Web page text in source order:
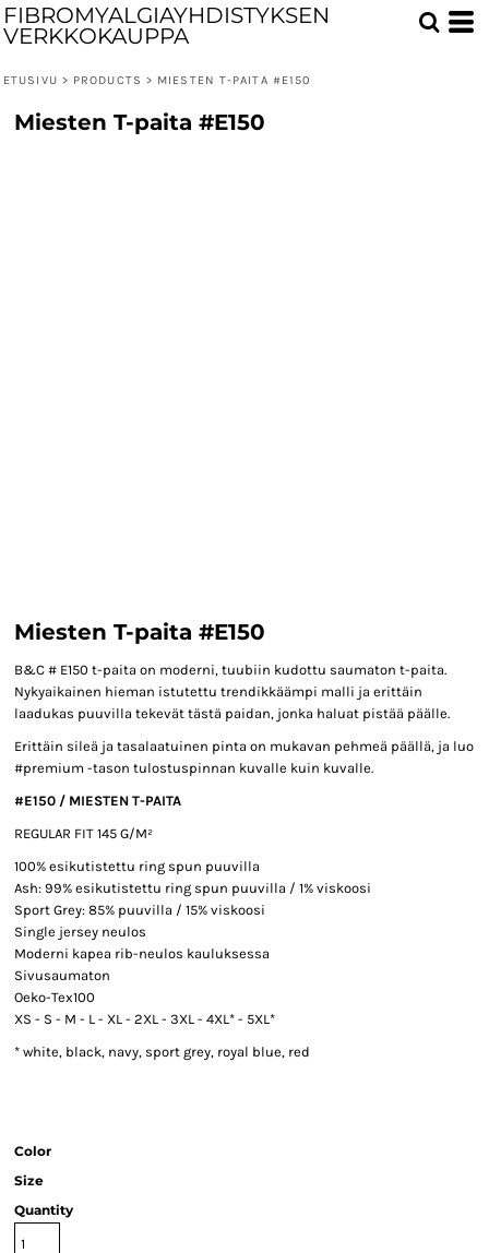
FIBROMYALGIAYHDISTYKSEN
VERKKOKAUPPA
ETUSIVU > PRODUCTS > MIESTEN T-PAITA #E150
Miesten T-paita #E150
Miesten T-paita #E150
B&C # E150 t-paita on moderni, tuubiin kudottu saumaton t-paita.
Nykyaikainen hieman istutettu trendikkäämpi malli ja erittäin
laadukas puuvilla tekevät tästä paidan, jonka haluat pistää päälle.
Erittäin sileä ja tasalaatuinen pinta on mukavan pehmeä päällä, ja luo
#premium -tason tulostuspinnan kuvalle kuin kuvalle.
#E150 / MIESTEN T-PAITA
REGULAR FIT 145 G/M²
100% esikutistettu ring spun puuvilla
Ash: 99% esikutistettu ring spun puuvilla / 1% viskoosi
Sport Grey: 85% puuvilla / 15% viskoosi
Single jersey neulos
Moderni kapea rib-neulos kauluksessa
Sivusaumaton
Oeko-Tex100
XS - S - M - L - XL - 2XL - 3XL - 4XL* - 5XL*
* white, black, navy, sport grey, royal blue, red
Color
Size
Quantity